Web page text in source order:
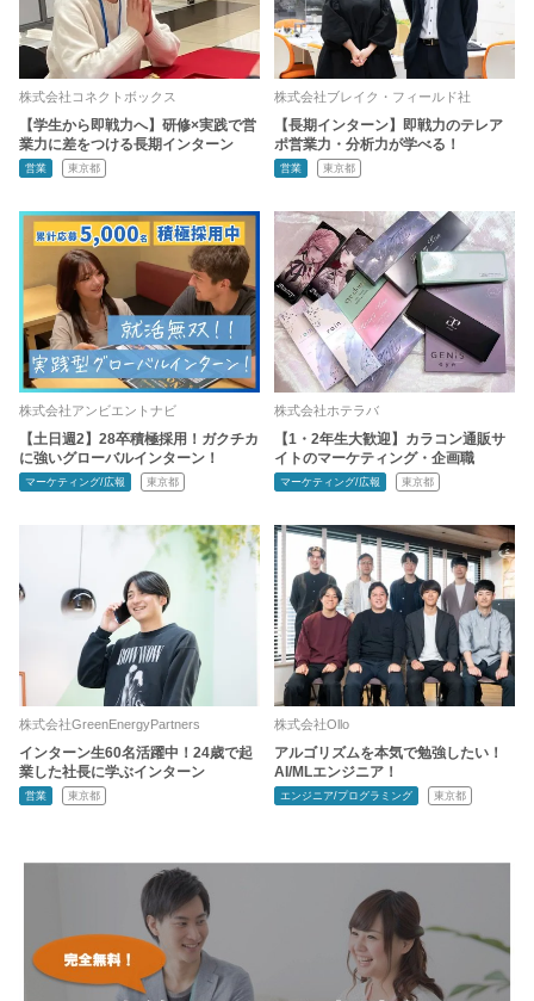
株式会社コネクトボックス
【学生から即戦力へ】研修×実践で営
業力に差をつける長期インターン
営業 東京都
株式会社ブレイク・フィールド社
【長期インターン】即戦力のテレア
ポ営業力・分析力が学べる！
営業 東京都
株式会社アンビエントナビ
【土日週2】28卒積極採用！ガクチカ
に強いグローバルインターン！
マーケティング/広報 東京都
株式会社ホテラバ
【1・2年生大歓迎】カラコン通販サ
イトのマーケティング・企画職
マーケティング/広報 東京都
株式会社GreenEnergyPartners
インターン生60名活躍中！24歳で起
業した社長に学ぶインターン
営業 東京都
株式会社Ollo
アルゴリズムを本気で勉強したい！
AI/MLエンジニア！
エンジニア/プログラミング 東京都